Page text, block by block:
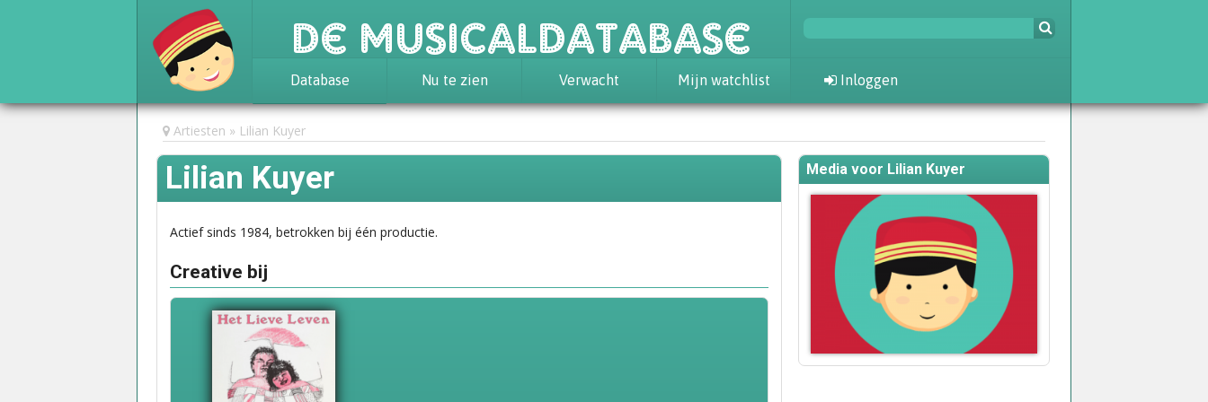
De Musicaldatabase
Database
Achtergrond
Awards
Statistieken
Nu te zien Verwacht Mijn watchlist Inloggen
Artiesten Lilian Kuyer
Lilian Kuyer
Actief sinds 1984, betrokken bij één productie.
Creative bij
Media voor Lilian Kuyer